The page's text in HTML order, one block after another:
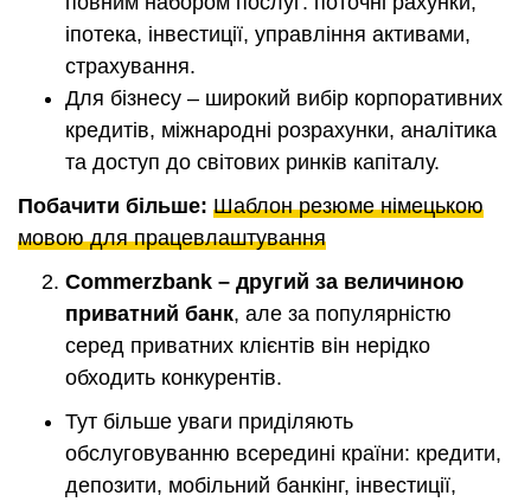
іпотека, інвестиції, управління активами,
страхування.
Для бізнесу – широкий вибір корпоративних
кредитів, міжнародні розрахунки, аналітика
та доступ до світових ринків капіталу.
Побачити більше: Шаблон резюме німецькою
мовою для працевлаштування
Commerzbank – другий за величиною
приватний банк, але за популярністю
серед приватних клієнтів він нерідко
обходить конкурентів.
Тут більше уваги приділяють
обслуговуванню всередині країни: кредити,
депозити, мобільний банкінг, інвестиції,